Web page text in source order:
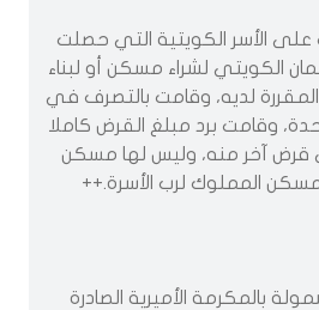
على الأسر الكويتية التي حصلت
الكويتي لشراء مسكن أو لبناء
لديه، وقامت بالتصرف في
وقامت برد مبلغ القرض كاملا
قرض آخر منه، وليس لها مسكن
المملوك لرب الأسرة.++
بالمكرمة الأميرية الصادرة